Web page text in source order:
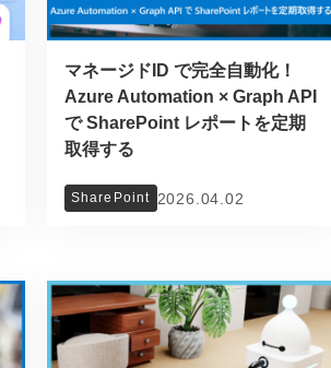
マネージドID で完全自動化！
Azure Automation × Graph API
で SharePoint レポートを定期
取得する
SharePoint 2026.04.02